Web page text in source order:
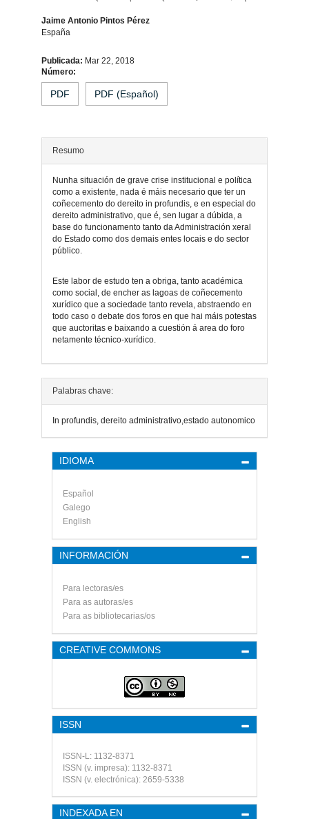
Jaime Antonio Pintos Pérez
España
Contido
principal
do
artigo
Publicada: Mar 22, 2018
Número:
PDF PDF (Español)
Resumo
Nunha situación de grave crise institucional e política
como a existente, nada é máis necesario que ter un
coñecemento do dereito in profundis, e en especial do
dereito administrativo, que é, sen lugar a dúbida, a
base do funcionamento tanto da Administración xeral
do Estado como dos demais entes locais e do sector
público.
Este labor de estudo ten a obriga, tanto académica
como social, de encher as lagoas de coñecemento
xurídico que a sociedade tanto revela, abstraendo en
todo caso o debate dos foros en que hai máis potestas
que auctoritas e baixando a cuestión á area do foro
netamente técnico-xurídico.
Detalles
do
artigo
Palabras chave:
In profundis, dereito administrativo,estado autonomico
IDIOMA
Español
Galego
English
INFORMACIÓN
Para lectoras/es
Para as autoras/es
Para as bibliotecarias/os
CREATIVE COMMONS
ISSN
ISSN-L: 1132-8371
ISSN (v. impresa): 1132-8371
ISSN (v. electrónica): 2659-5338
INDEXADA EN